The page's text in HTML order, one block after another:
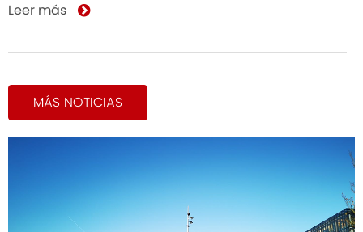
Leer más
MÁS NOTICIAS